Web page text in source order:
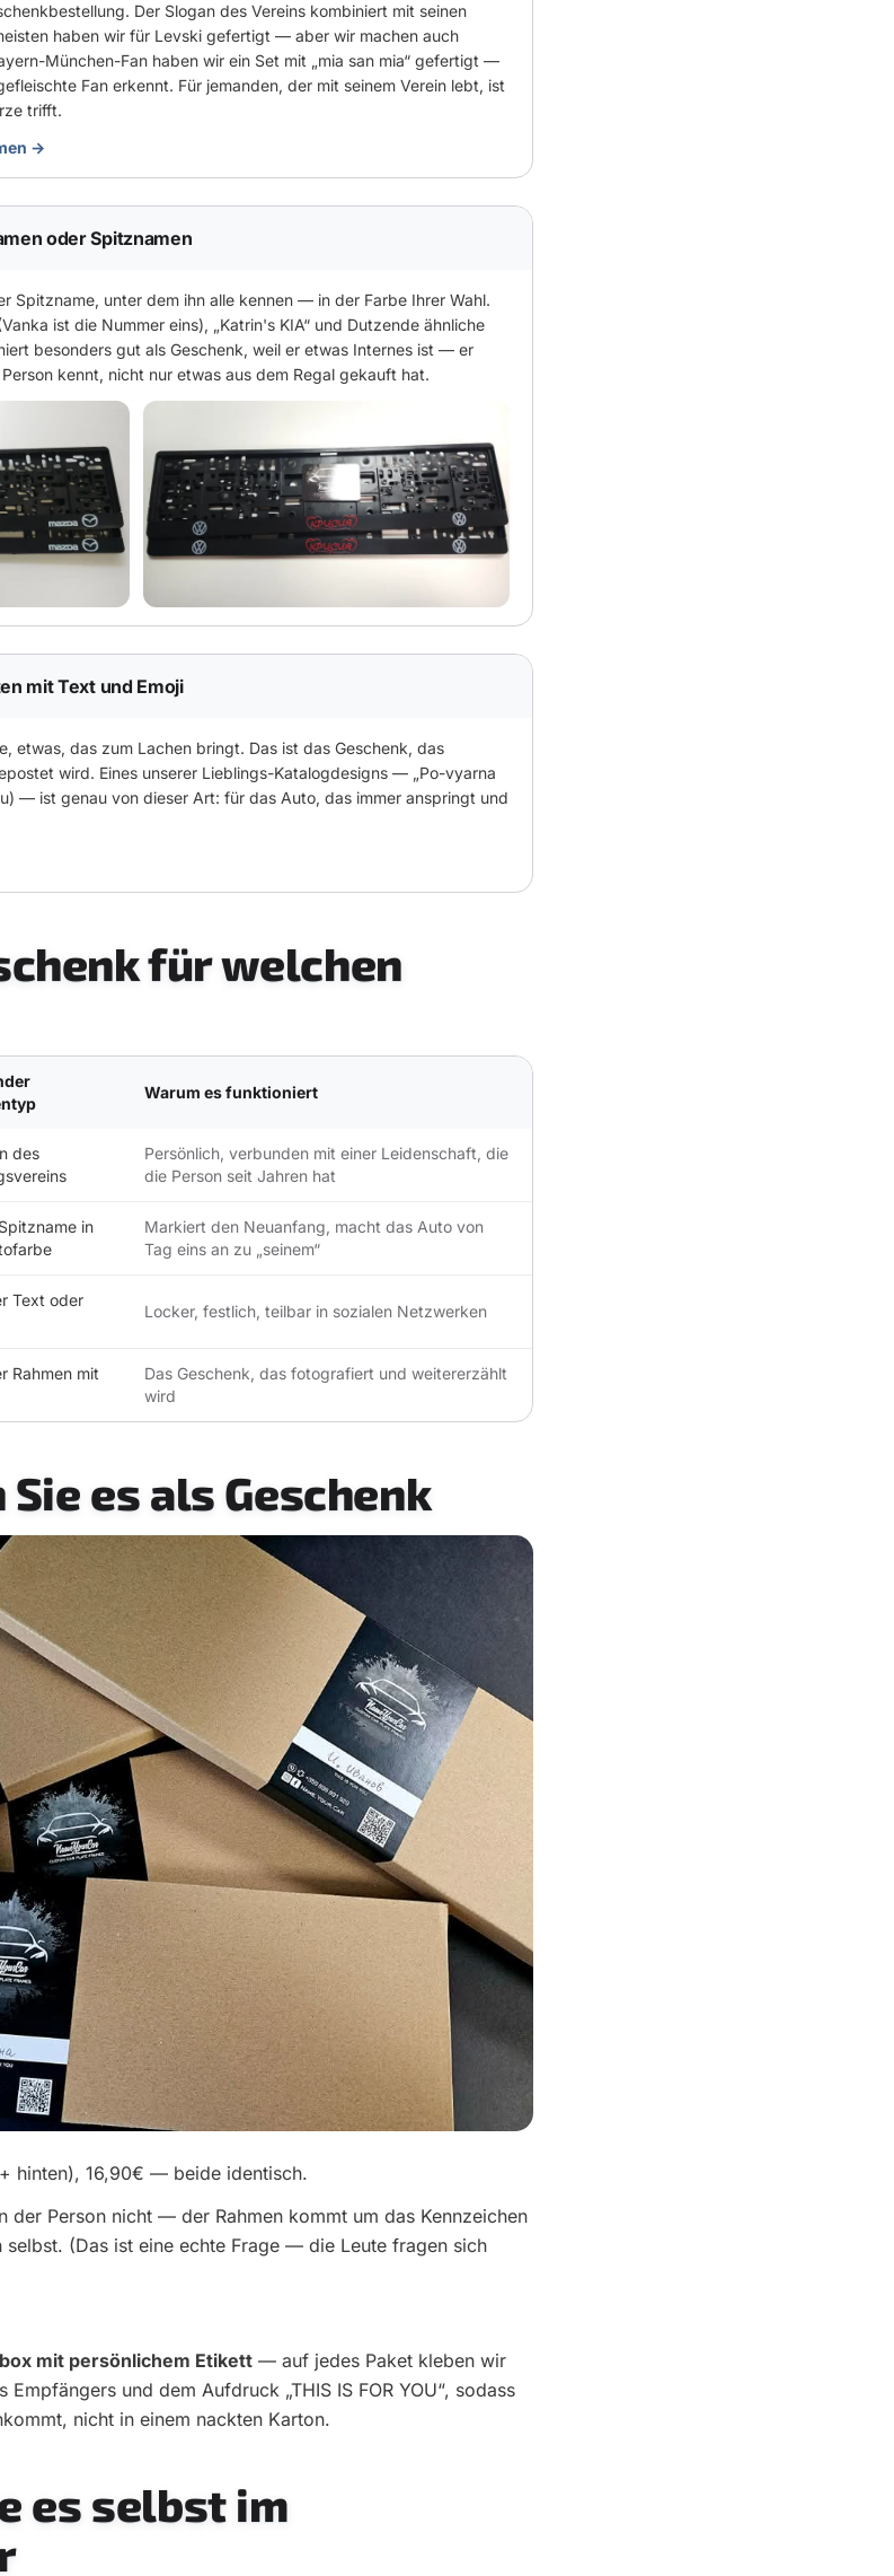
Der Slogan des Vereins kombiniert mit seinen
haben wir für Levski gefertigt — aber wir machen auch
München-Fan haben wir ein Set mit „mia san mia“ gefertigt —
Fan erkennt. Für jemanden, der mit seinem Verein lebt, ist
trifft.
→
oder Spitznamen
Spitzname, unter dem ihn alle kennen — in der Farbe Ihrer Wahl.
ist die Nummer eins), „Katrin's KIA“ und Dutzende ähnliche
besonders gut als Geschenk, weil er etwas Internes ist — er
kennt, nicht nur etwas aus dem Regal gekauft hat.
mit Text und Emoji
etwas, das zum Lachen bringt. Das ist das Geschenk, das
wird. Eines unserer Lieblings-Katalogdesigns — „Po-vyarna
— ist genau von dieser Art: für das Auto, das immer anspringt und
für welchen
Warum es funktioniert
des
Persönlich, verbunden mit einer Leidenschaft, die
die Person seit Jahren hat
in
Markiert den Neuanfang, macht das Auto von
Tag eins an zu „seinem“
Text oder
Locker, festlich, teilbar in sozialen Netzwerken
Rahmen mit
Das Geschenk, das fotografiert und weitererzählt
wird
es als Geschenk
hinten), 16,90€ — beide identisch.
der Person nicht — der Rahmen kommt um das Kennzeichen
selbst. (Das ist eine echte Frage — die Leute fragen sich
mit persönlichem Etikett — auf jedes Paket kleben wir
und dem Aufdruck „THIS IS FOR YOU“, sodass
nicht in einem nackten Karton.
es selbst im